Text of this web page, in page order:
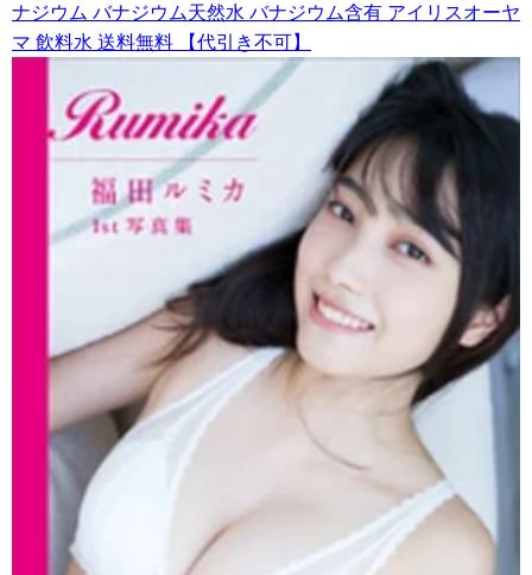
ナジウム バナジウム天然水 バナジウム含有 アイリスオーヤ
マ 飲料水 送料無料 【代引き不可】